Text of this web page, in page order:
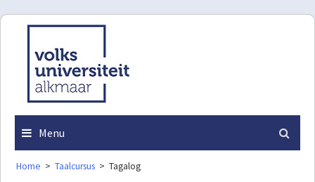
Skip
content
Menu
Home > Taalcursus > Tagalog